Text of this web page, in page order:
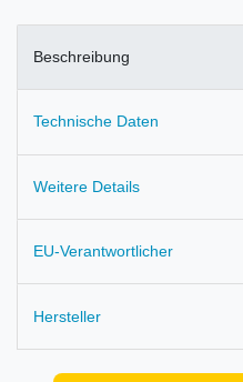
Beschreibung
Technische Daten
Weitere Details
EU-Verantwortlicher
Hersteller